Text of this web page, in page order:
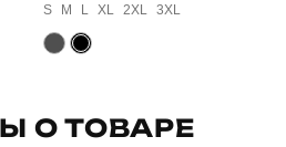
S M L XL 2XL 3XL
О ТОВАРЕ